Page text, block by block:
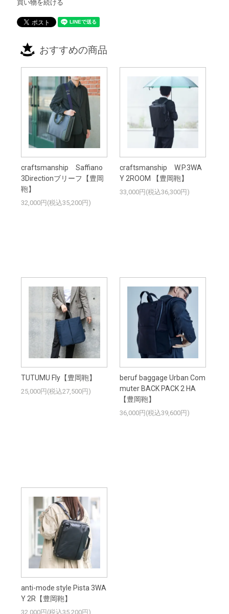
買い物を続ける
おすすめの商品
craftsmanship Saffiano
3Directionブリーフ【豊岡
鞄】
32,000円(税込35,200円)
craftsmanship W.P.3WA
Y 2ROOM 【豊岡鞄】
33,000円(税込36,300円)
TUTUMU Fly【豊岡鞄】
25,000円(税込27,500円)
beruf baggage Urban Com
muter BACK PACK 2 HA
【豊岡鞄】
36,000円(税込39,600円)
anti-mode style Pista 3WA
Y 2R【豊岡鞄】
32,000円(税込35,200円)